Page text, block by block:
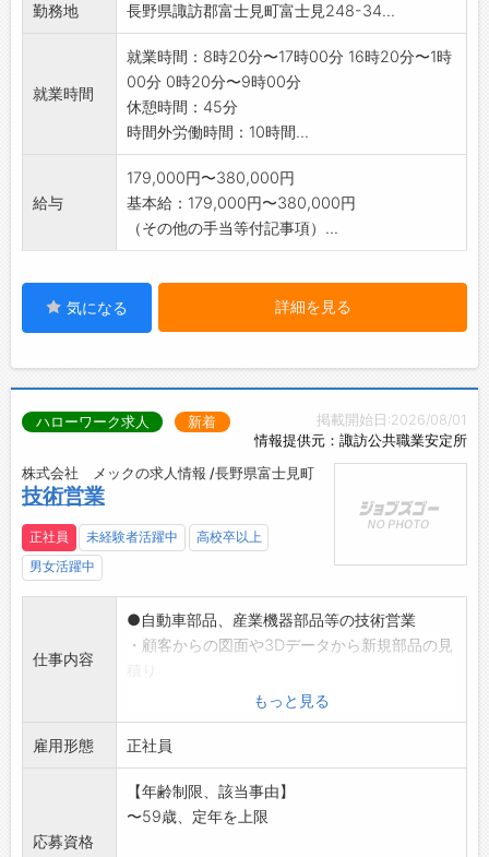
勤務地 長野県諏訪郡富士見町富士見248-34...
就業時間
就業時間：8時20分〜17時00分 16時20分〜1時
00分 0時20分〜9時00分
休憩時間：45分
時間外労働時間：10時間...
給与
179,000円〜380,000円
基本給：179,000円〜380,000円
（その他の手当等付記事項）...
気になる 詳細を見る
掲載開始日:2026/08/01
情報提供元：諏訪公共職業安定所
ハローワーク求人 新着
株式会社 メックの求人情報 /長野県富士見町
技術営業
正社員 未経験者活躍中
高校卒以上
男女活躍中
仕事内容
●自動車部品、産業機器部品等の技術営業
・顧客からの図面や3Dデータから新規部品の見
(ダイカスト化へ向けた提案、受注(既存顧客が
メイン))
・受注部品の工程設定、方案
・金型、加工治具の手配
・試作部品の工場、外注への物流、品質確認、
顧客へ納品
もっと見る
雇用形態 正社員
応募資格
【年齢制限、該当事由】
〜59歳、定年を上限